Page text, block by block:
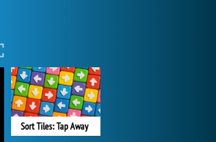
Sort Tiles: Tap Away